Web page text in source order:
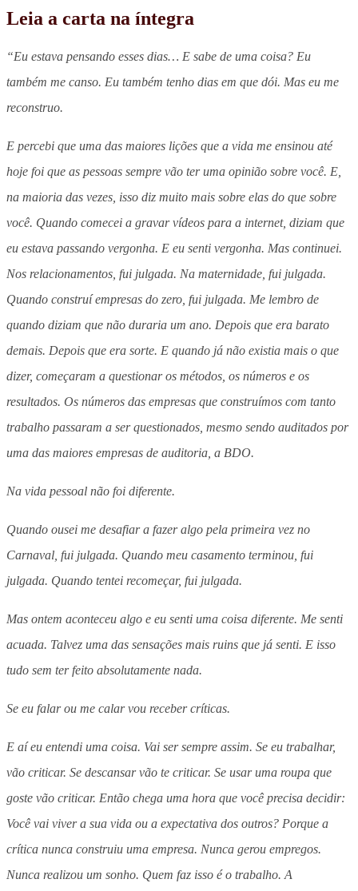
Leia a carta na íntegra
“Eu estava pensando esses dias… E sabe de uma coisa? Eu
também me canso. Eu também tenho dias em que dói. Mas eu me
reconstruo.
E percebi que uma das maiores lições que a vida me ensinou até
hoje foi que as pessoas sempre vão ter uma opinião sobre você. E,
na maioria das vezes, isso diz muito mais sobre elas do que sobre
você. Quando comecei a gravar vídeos para a internet, diziam que
eu estava passando vergonha. E eu senti vergonha. Mas continuei.
Nos relacionamentos, fui julgada. Na maternidade, fui julgada.
Quando construí empresas do zero, fui julgada. Me lembro de
quando diziam que não duraria um ano. Depois que era barato
demais. Depois que era sorte. E quando já não existia mais o que
dizer, começaram a questionar os métodos, os números e os
resultados. Os números das empresas que construímos com tanto
trabalho passaram a ser questionados, mesmo sendo auditados por
uma das maiores empresas de auditoria, a BDO.
Na vida pessoal não foi diferente.
Quando ousei me desafiar a fazer algo pela primeira vez no
Carnaval, fui julgada. Quando meu casamento terminou, fui
julgada. Quando tentei recomeçar, fui julgada.
Mas ontem aconteceu algo e eu senti uma coisa diferente. Me senti
acuada. Talvez uma das sensações mais ruins que já senti. E isso
tudo sem ter feito absolutamente nada.
Se eu falar ou me calar vou receber críticas.
E aí eu entendi uma coisa. Vai ser sempre assim. Se eu trabalhar,
vão criticar. Se descansar vão te criticar. Se usar uma roupa que
goste vão criticar. Então chega uma hora que você precisa decidir:
Você vai viver a sua vida ou a expectativa dos outros? Porque a
crítica nunca construiu uma empresa. Nunca gerou empregos.
Nunca realizou um sonho. Quem faz isso é o trabalho. A